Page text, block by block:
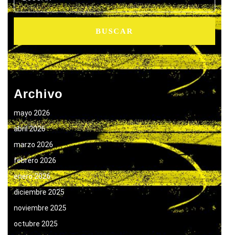
Archivo
mayo 2026
abril 2026
marzo 2026
febrero 2026
enero 2026
diciembre 2025
noviembre 2025
octubre 2025